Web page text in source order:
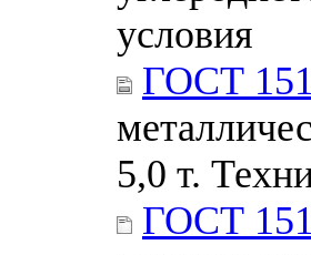
условия
ГОСТ
5,0 т.
ГОСТ